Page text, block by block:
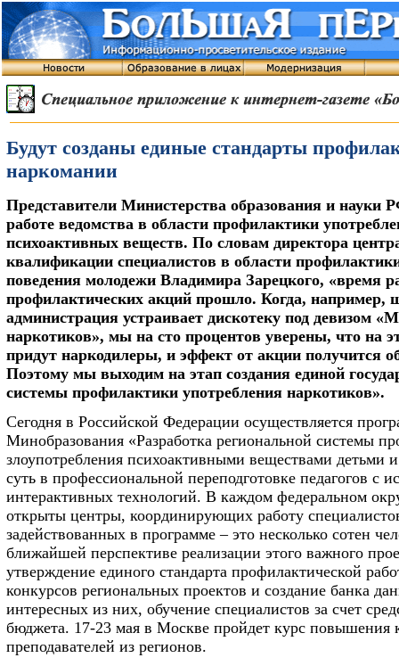
Будут созданы единые стандарты
наркомании
Представители Министерства образования и науки
работе ведомства в области профилактики
психоактивных веществ. По словам директора
квалификации специалистов в области
поведения молодежи Владимира Зарецкого, «время
профилактических акций прошло. Когда, например,
администрация устраивает дискотеку под девизом
наркотиков», мы на сто процентов уверены, что на
придут наркодилеры, и эффект от акции получится
Поэтому мы выходим на этап создания единой
системы профилактики употребления наркотиков».
Сегодня в Российской Федерации осуществляется
Минобразования «Разработка региональной системы
злоупотребления психоактивными веществами детьми
суть в профессиональной переподготовке педагогов с
интерактивных технологий. В каждом федеральном
открыты центры, координирующих работу
задействованных в программе – это несколько сотен
ближайшей перспективе реализации этого важного
утверждение единого стандарта профилактической
конкурсов региональных проектов и создание банка
интересных из них, обучение специалистов за счет
бюджета. 17-23 мая в Москве пройдет курс повышения
преподавателей из регионов.